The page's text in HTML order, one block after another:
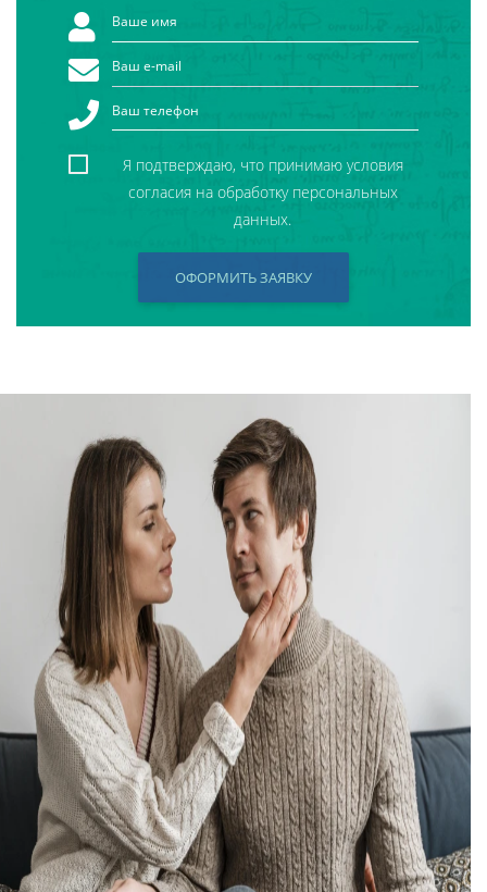
Я подтверждаю, что принимаю условия
согласия на обработку персональных
данных.
ОФОРМИТЬ ЗАЯВКУ